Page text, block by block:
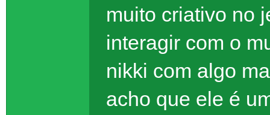
muito criativo no
interagir com o
nikki com algo
acho que ele é